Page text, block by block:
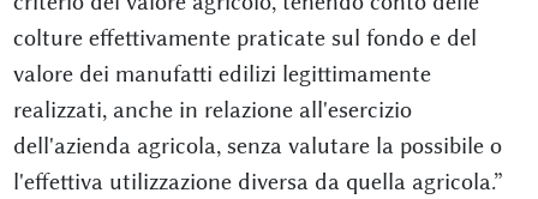
colture effettivamente praticate sul fondo e del
valore dei manufatti edilizi legittimamente
realizzati, anche in relazione all'esercizio
dell'azienda agricola, senza valutare la possibile o
l'effettiva utilizzazione diversa da quella agricola.”